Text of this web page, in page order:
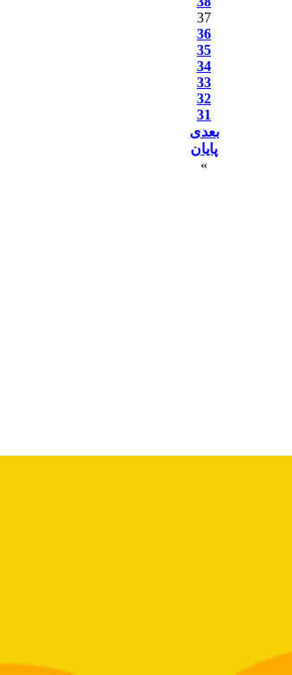
37
36
35
34
33
32
31
بعدی
پایان
»